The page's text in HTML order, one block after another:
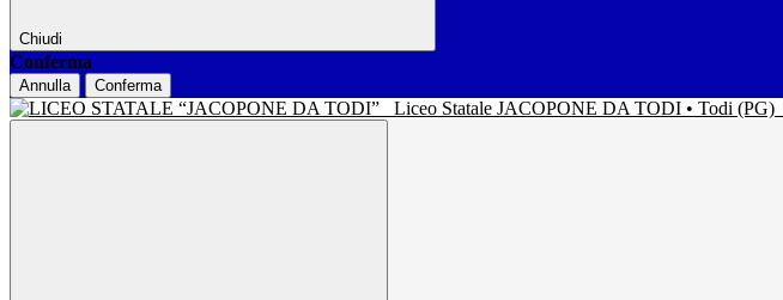
Chiudi
Conferma
Annulla Conferma
Liceo Statale JACOPONE DA TODI • Todi (PG)